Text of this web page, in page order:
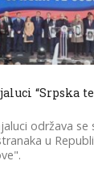
“Srpska
održava se
u